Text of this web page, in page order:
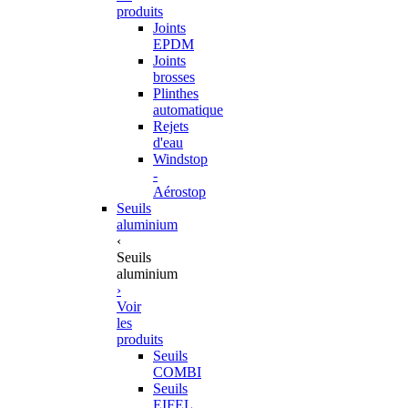
produits
Joints
EPDM
Joints
brosses
Plinthes
automatique
Rejets
d'eau
Windstop
-
Aérostop
Seuils
aluminium
‹
Seuils
aluminium
›
Voir
les
produits
Seuils
COMBI
Seuils
EIFEL